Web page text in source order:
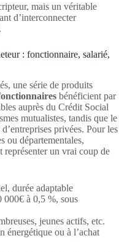
mais un véritable
d’interconnecter
: fonctionnaire, salarié,
une série de produits
bénéficient par
auprès du Crédit Social
mutualistes, tandis que le
privées. Pour les
ou départementales,
représenter un vrai coup de
durée adaptable
000€ à 0,5 %, sous
jeunes actifs, etc.
énergétique ou à l’achat